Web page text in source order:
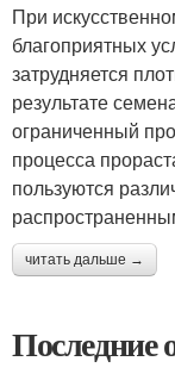
При
благоприятных
затрудняется
результате
ограниченный
процесса
пользуются
читать дальше →
Последние